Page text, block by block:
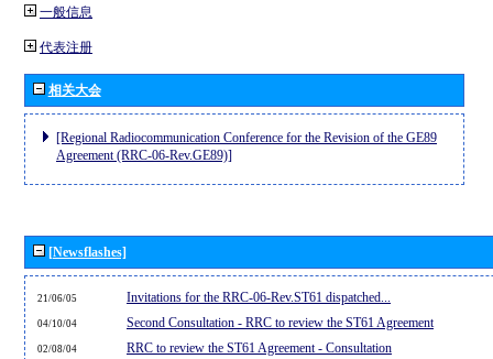
一般信息
代表注册
相关大会
[Regional Radiocommunication Conference for the Revision of the GE89
Agreement (RRC-06-Rev.GE89)]
[Newsflashes]
21/06/05 Invitations for the RRC-06-Rev.ST61 dispatched...
04/10/04 Second Consultation - RRC to review the ST61 Agreement
02/08/04 RRC to review the ST61 Agreement - Consultation